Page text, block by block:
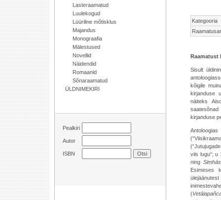
Lasteraamatud
Luulekogud
Lüüriline mõtisklus
Majandus
Monograafia
Mälestused
Novellid
Näidendid
Romaanid
Sõnaraamatud
ÜLDNIMEKIRI
Pealkiri
Autor
ISBN
Kategooria
Raamatust
Sisult
kõigile
kirjanduse
näiteks
kirjanduse
viis lugu“; u
ning
Esimeses
(